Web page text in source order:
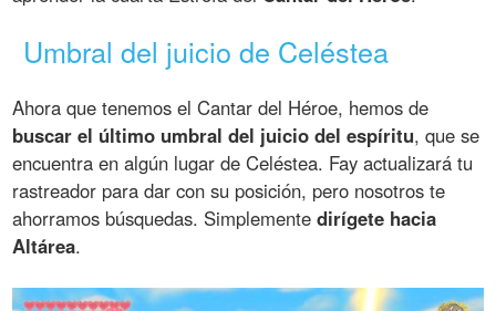
Umbral del juicio de Celéstea
Ahora que tenemos el Cantar del Héroe, hemos de
buscar el último umbral del juicio del espíritu, que se
encuentra en algún lugar de Celéstea. Fay actualizará tu
rastreador para dar con su posición, pero nosotros te
ahorramos búsquedas. Simplementedirígete hacia
Altárea.